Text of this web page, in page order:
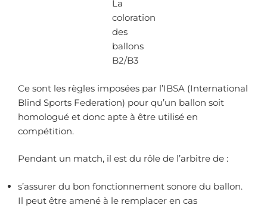
La
coloration
des
ballons
B2/B3
Ce sont les règles imposées par l’IBSA (International
Blind Sports Federation) pour qu’un ballon soit
homologué et donc apte à être utilisé en
compétition.
Pendant un match, il est du rôle de l’arbitre de :
s’assurer du bon fonctionnement sonore du ballon.
Il peut être amené à le remplacer en cas